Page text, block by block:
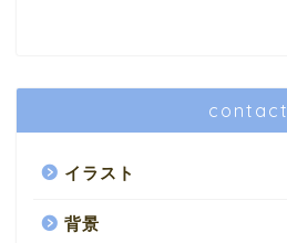
contact
イラスト
背景